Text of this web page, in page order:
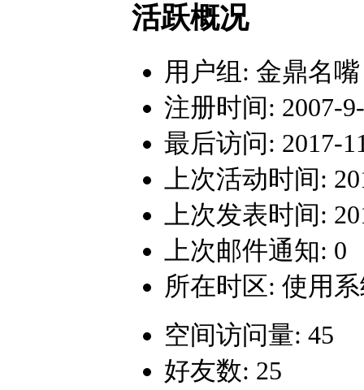
活跃概况
用户组: 金鼎名嘴
注册时间: 2007-
最后访问: 2017-
上次活动时间:
上次发表时间:
上次邮件通知: 0
所在时区: 使用
空间访问量: 45
好友数: 25